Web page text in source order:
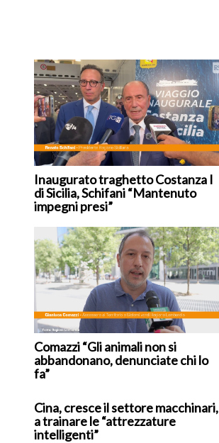
Inaugurato traghetto Costanza I
di Sicilia, Schifani “Mantenuto
impegni presi”
Comazzi “Gli animali non si
abbandonano, denunciate chi lo
fa”
Cina, cresce il settore macchinari,
a trainare le “attrezzature
intelligenti”